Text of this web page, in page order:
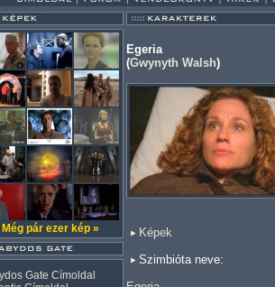
Még pár ezer kép »
Gate Címoldal
Egeria
(Gwynyth Walsh)
Képek
Szimbióta neve: